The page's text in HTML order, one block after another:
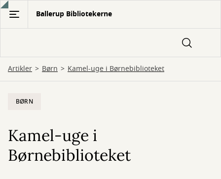
Gå
hovedindhold
Ballerup Bibliotekerne
Artikler Børn Kamel-uge i Børnebiblioteket
BØRN
Kamel-uge i
Børnebiblioteket